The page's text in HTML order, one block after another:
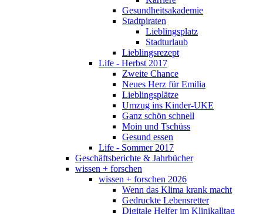
Gesundheitsakademie
Stadtpiraten
Lieblingsplatz
Stadturlaub
Lieblingsrezept
Life - Herbst 2017
Zweite Chance
Neues Herz für Emilia
Lieblingsplätze
Umzug ins Kinder-UKE
Ganz schön schnell
Moin und Tschüss
Gesund essen
Life - Sommer 2017
Geschäftsberichte & Jahrbücher
wissen + forschen
wissen + forschen 2026
Wenn das Klima krank macht
Gedruckte Lebensretter
Digitale Helfer im Klinikalltag